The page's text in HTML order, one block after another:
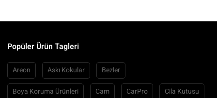
Popüler Ürün Tagleri
Areon Askı Kokular Bezler
Boya Koruma Ürünleri Cam CarPro Cila Kutusu